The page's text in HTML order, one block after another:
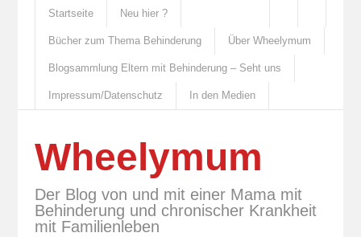
Startseite Neu hier ?
Bücher zum Thema Behinderung Über Wheelymum
Blogsammlung Eltern mit Behinderung – Seht uns
Impressum/Datenschutz In den Medien
Wheelymum
Der Blog von und mit einer Mama mit
Behinderung und chronischer Krankheit
mit Familienleben